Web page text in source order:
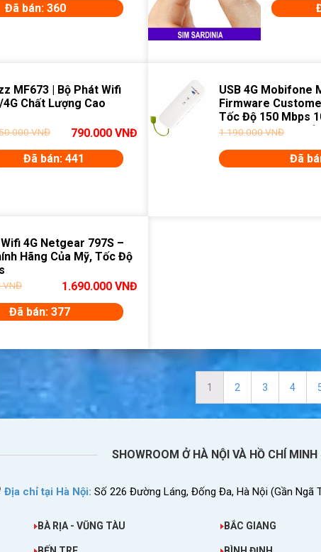
Đã bán: 360
MF673 | Bộ Phát Wifi
4G Chất Lượng Cao
VNĐ 790.000 VNĐ
Đã bán: 441
USB 4G Mobifone
Firmware
Tốc Độ 150 Mbps
cho Camera,
1.190.000VNĐ
Đã
4G Netgear 797S –
Hãng Của Mỹ, Tốc Độ
VNĐ 1.690.000 VNĐ
Đã bán: 377
1 2 3 4
SHOWROOM Ở HÀ NỘI VÀ HỒ CHÍ
Địa chỉ tại Hà Nội: Số 226 Đường Láng, Đống Đa, Hà Nội (Gần Ngã
BÀ RỊA - VŨNG TÀU BẮC GIANG